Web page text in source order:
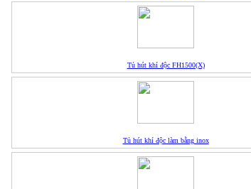
Tủ hút khí độc FH1500(X)
Tủ hút khí độc làm bằng inox